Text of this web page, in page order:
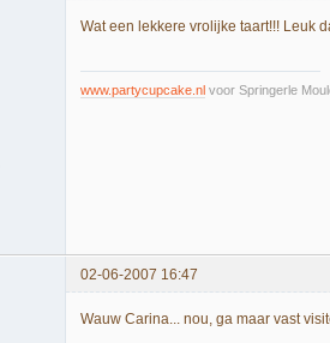
Wat een lekkere vrolijke taart!!! Leuk
www.partycupcake.nl voor Springerle
02-06-2007 16:47
Wauw Carina... nou, ga maar vast